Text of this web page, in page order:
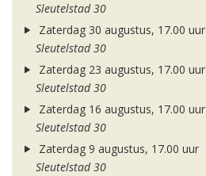
Sleutelstad 30
Zaterdag 30 augustus, 17.00 uur
Sleutelstad 30
Zaterdag 23 augustus, 17.00 uur
Sleutelstad 30
Zaterdag 16 augustus, 17.00 uur
Sleutelstad 30
Zaterdag 9 augustus, 17.00 uur
Sleutelstad 30